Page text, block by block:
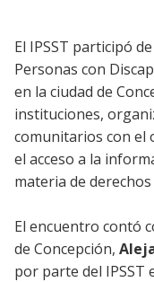
El IPSST participó
Personas con
en la ciudad de
instituciones,
comunitarios con el
el acceso a la
materia de
El encuentro contó
de Concepción,
por parte del